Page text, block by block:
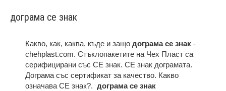
дограма ce знак
Какво, как, каква, къде и защо дограма ce знак -
chehplast.com. Стъклопакетите на Чех Пласт са
серифицирани със CE знак. СЕ знак дограмата.
Дограма със сертификат за качество. Какво
означава СЕ знак?. дограма ce знак